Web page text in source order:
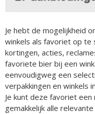
Je hebt de mogelijkheid
winkels als favoriet op te
kortingen, acties,
favoriete bier bij een
eenvoudigweg een
verpakkingen en winkels
Je kunt deze favoriet
gemakkelijk alle